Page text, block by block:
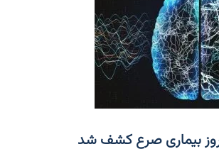
بیماری صرع کشف شد